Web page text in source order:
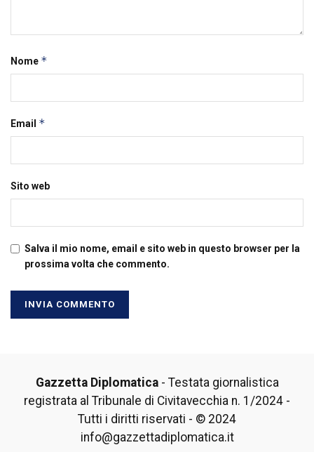
Nome *
Email *
Sito web
Salva il mio nome, email e sito web in questo browser per la
prossima volta che commento.
Gazzetta Diplomatica- Testata giornalistica
registrata al Tribunale di Civitavecchia n. 1/2024 -
Tutti i diritti riservati - © 2024
info@gazzettadiplomatica.it